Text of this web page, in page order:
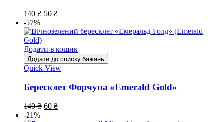
140₴ 50 ₴
-57%
Додати в кошик
Додати до списку бажань
Quick View
Бересклет Форчуна «Emerald Gold»
140₴ 60 ₴
-21%